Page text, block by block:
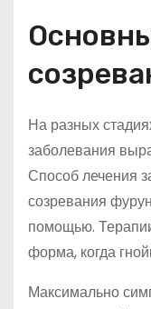
На разных
заболевания
Способ лечения
созревания
помощью.
форма, когда
Максимально